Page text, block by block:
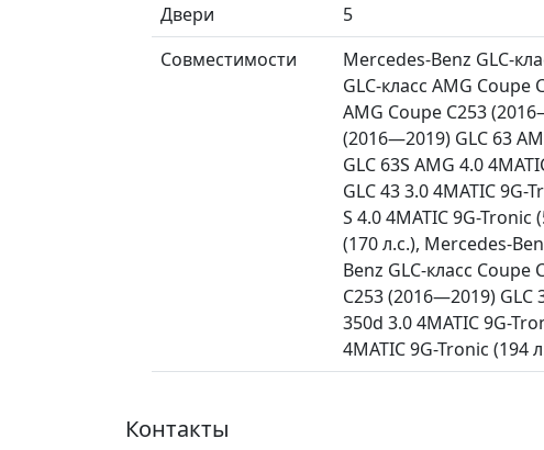
Двери
5
Совместимости
Mercedes-Benz GLC-
GLC-класс AMG Coupe
AMG Coupe C253
(2016—2019) GLC 63
GLC 63S AMG 4.0
GLC 43 3.0 4MATIC
S 4.0 4MATIC 9G-Tronic
(170 л.с.), Mercedes-
Benz GLC-класс Coupe
C253 (2016—2019) GLC
350d 3.0 4MATIC 9G-
4MATIC 9G-Tronic (194
Контакты